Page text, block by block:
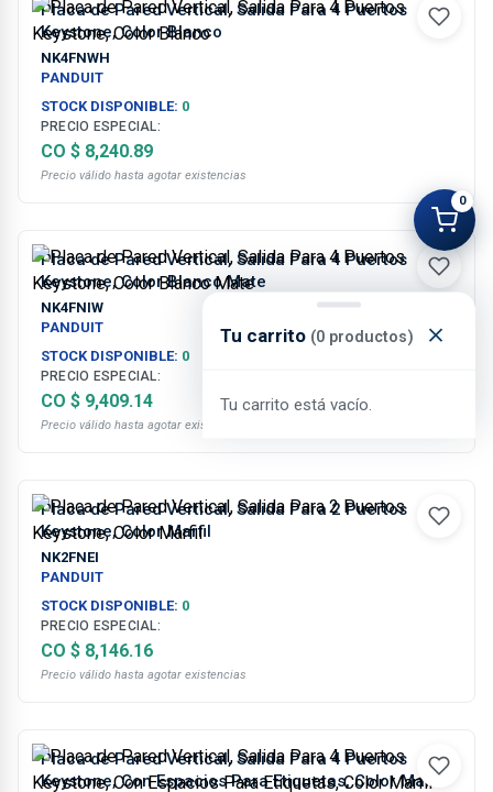
Tu carrito (0 productos)
Tu carrito está vacío.
0
Placa de Pared Vertical, Salida Para 4 Puertos
Keystone, Color Blanco
NK4FNWH
PANDUIT
STOCK DISPONIBLE: 0
PRECIO ESPECIAL:
CO $ 8,240.89
Precio válido hasta agotar existencias
Placa de Pared Vertical, Salida Para 4 Puertos
Keystone, Color Blanco Mate
NK4FNIW
PANDUIT
STOCK DISPONIBLE: 0
PRECIO ESPECIAL:
CO $ 9,409.14
Precio válido hasta agotar existencias
Placa de Pared Vertical, Salida Para 2 Puertos
Keystone, Color Marfil
NK2FNEI
PANDUIT
STOCK DISPONIBLE: 0
PRECIO ESPECIAL:
CO $ 8,146.16
Precio válido hasta agotar existencias
Placa de Pared Vertical, Salida Para 4 Puertos
Keystone, Con Espacios Para Etiquetas, Color Marfil